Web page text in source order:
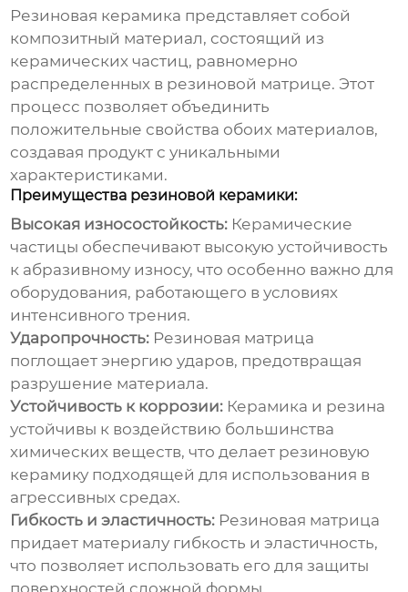
Резиновая керамика представляет собой
композитный материал, состоящий из
керамических частиц, равномерно
распределенных в резиновой матрице. Этот
процесс позволяет объединить
положительные свойства обоих материалов,
создавая продукт с уникальными
характеристиками.
Преимущества резиновой керамики:
Высокая износостойкость: Керамические
частицы обеспечивают высокую устойчивость
к абразивному износу, что особенно важно для
оборудования, работающего в условиях
интенсивного трения.
Ударопрочность: Резиновая матрица
поглощает энергию ударов, предотвращая
разрушение материала.
Устойчивость к коррозии: Керамика и резина
устойчивы к воздействию большинства
химических веществ, что делает резиновую
керамику подходящей для использования в
агрессивных средах.
Гибкость и эластичность: Резиновая матрица
придает материалу гибкость и эластичность,
что позволяет использовать его для защиты